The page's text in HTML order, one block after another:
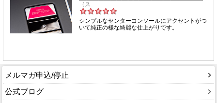
メルマガ申込/停止
公式ブログ